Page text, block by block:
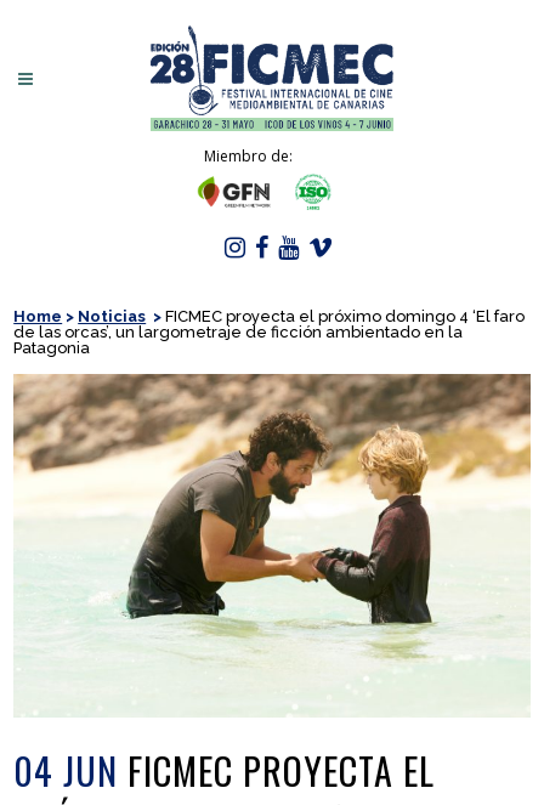
Miembro de:
Home > Noticias >FICMEC proyecta el próximo domingo 4 ‘El faro
de las orcas’, un largometraje de ficción ambientado en la
Patagonia
04 JUN FICMEC PROYECTA EL